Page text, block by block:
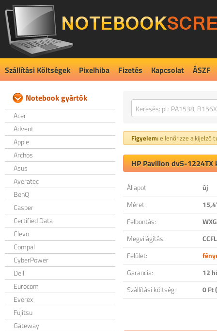
Szállítási Költségek Pixelhiba Fizetés Kapcsolat ÁSZF
Notebook gyártók
Acer
Advent
Apple
Archos
Asus
Averatec
BenQ
Casper
Certified Data
Clevo
Compal
CyberPower
Dell
Eurocom
Everex
Fujitsu
Gateway
Figyelem:ellenőrizze a kijelző
HP Pavilion dv5-
Állapot:
új
Méret:
Felbontás:
Megvilágítás:
CCFL
Felület:
Garancia:
12
Szállítási költség:
0 Ft